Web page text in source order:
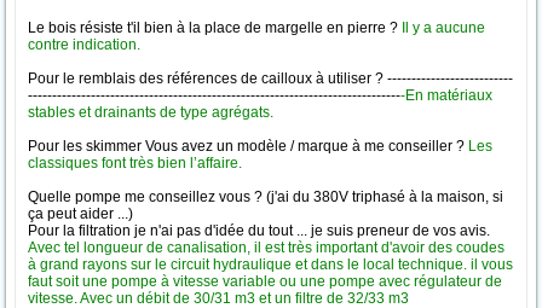
Le bois résiste t'il bien à la place de margelle en pierre ?
Il y a aucune
contre indication.
Pour le remblais des références de cailloux à utiliser ? --------------------------
------------------------------------------------------------------------------En matériaux
stables et drainants de type agrégats.
Pour les skimmer Vous avez un modèle / marque à me conseiller ? Les
classiques font très bien l’affaire.
Quelle pompe me conseillez vous ? (j'ai du 380V triphasé à la maison, si
ça peut aider ...)
Pour la filtration je n'ai pas d'idée du tout ... je suis preneur de vos avis.
Avec tel longueur de canalisation, il est très important d'avoir des coudes
à grand rayons sur le circuit hydraulique et dans le local technique. il vous
faut soit une pompe à vitesse variable ou une pompe avec régulateur de
vitesse. Avec un débit de 30/31 m3 et un filtre de 32/33 m3